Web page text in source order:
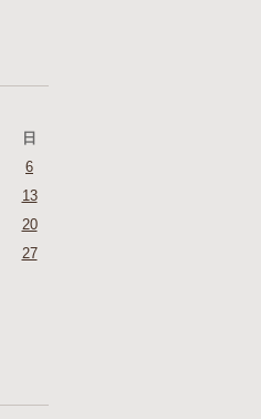
日
6
13
20
27